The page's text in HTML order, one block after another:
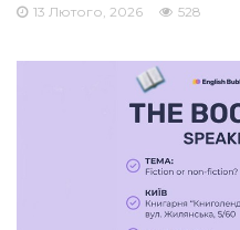
13 Лютого, 2026 528